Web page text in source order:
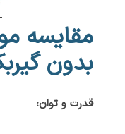
مقایسه
بدون
قدرت و توان: